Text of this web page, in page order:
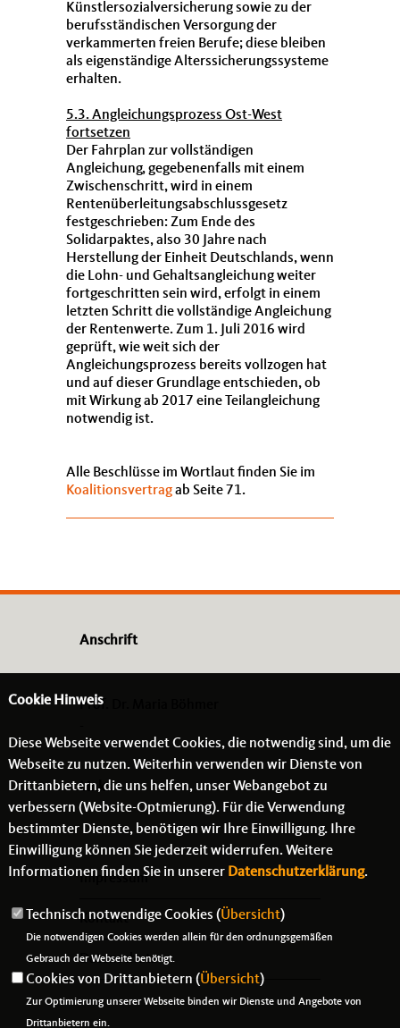
Künstlersozialversicherung sowie zu der
berufsständischen Versorgung der
verkammerten freien Berufe; diese bleiben
als eigenständige Alterssicherungssysteme
erhalten.
5.3. Angleichungsprozess Ost-West
fortsetzen
Der Fahrplan zur vollständigen
Angleichung, gegebenenfalls mit einem
Zwischenschritt, wird in einem
Rentenüberleitungsabschlussgesetz
festgeschrieben: Zum Ende des
Solidarpaktes, also 30 Jahre nach
Herstellung der Einheit Deutschlands, wenn
die Lohn- und Gehaltsangleichung weiter
fortgeschritten sein wird, erfolgt in einem
letzten Schritt die vollständige Angleichung
der Rentenwerte. Zum 1. Juli 2016 wird
geprüft, wie weit sich der
Angleichungsprozess bereits vollzogen hat
und auf dieser Grundlage entschieden, ob
mit Wirkung ab 2017 eine Teilangleichung
notwendig ist.
Alle Beschlüsse im Wortlaut finden Sie im
Koalitionsvertragab Seite 71.
Anschrift
Prof. Dr. Maria Böhmer
- -
Links
Impressum
Kontakt
Datenschutz
Cookie Hinweis
Diese Webseite verwendet Cookies, die notwendig sind, um die
Webseite zu nutzen. Weiterhin verwenden wir Dienste von
Drittanbietern, die uns helfen, unser Webangebot zu
verbessern (Website-Optmierung). Für die Verwendung
bestimmter Dienste, benötigen wir Ihre Einwilligung. Ihre
Einwilligung können Sie jederzeit widerrufen. Weitere
Informationen finden Sie in unserer Datenschutzerklärung.
Technisch notwendige Cookies (Übersicht)
Die notwendigen Cookies werden allein für den ordnungsgemäßen
Gebrauch der Webseite benötigt.
Cookies von Drittanbietern (Übersicht)
Zur Optimierung unserer Webseite binden wir Dienste und Angebote von
Drittanbietern ein.